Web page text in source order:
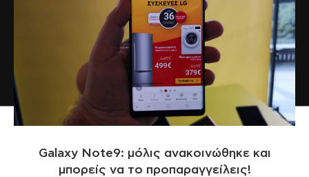
Galaxy Note9: μόλις ανακοινώθηκε και
μπορείς να το προπαραγγείλεις!